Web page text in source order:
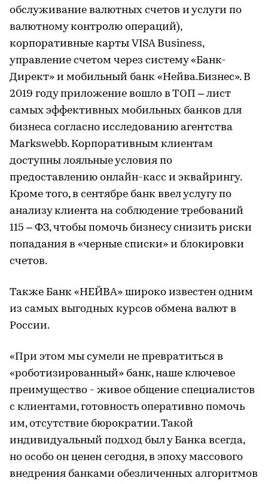
обслуживание валютных счетов и услуги по
валютному контролю операций),
корпоративные карты VISA Business,
управление счетом через систему «Банк-
Директ» и мобильный банк «Нейва.Бизнес». В
2019 году приложение вошло в ТОП – лист
самых эффективных мобильных банков для
бизнеса согласно исследованию агентства
Markswebb. Корпоративным клиентам
доступны лояльные условия по
предоставлению онлайн-касс и эквайрингу.
Кроме того, в сентябре банк ввел услугу по
анализу клиента на соблюдение требований
115 – ФЗ, чтобы помочь бизнесу снизить риски
попадания в «черные списки» и блокировки
счетов.
Также Банк «НЕЙВА» широко известен одним
из самых выгодных курсов обмена валют в
России.
«При этом мы сумели не превратиться в
«роботизированный» банк, наше ключевое
преимущество - живое общение специалистов
с клиентами, готовность оперативно помочь
им, отсутствие бюрократии. Такой
индивидуальный подход был у Банка всегда,
но особо он ценен сегодня, в эпоху массового
внедрения банками обезличенных алгоритмов